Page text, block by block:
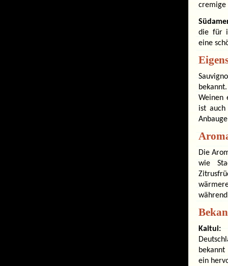
cremige
die für
eine
Weinen
ist auch
Die
wie
Kaitui:
ein